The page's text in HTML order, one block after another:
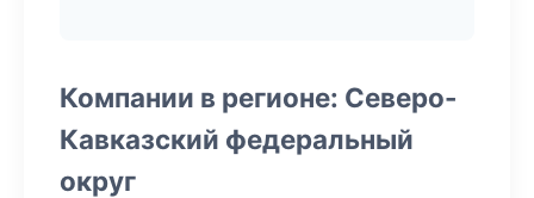
Компании в регионе: Северо-
Кавказский федеральный
округ